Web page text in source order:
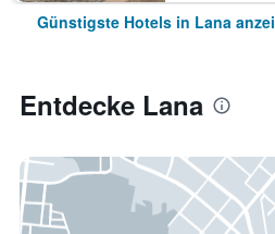
Günstigste Hotels in Lana
Entdecke Lana